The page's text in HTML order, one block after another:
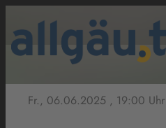
Fr., 06.06.2025 , 19:00 Uhr